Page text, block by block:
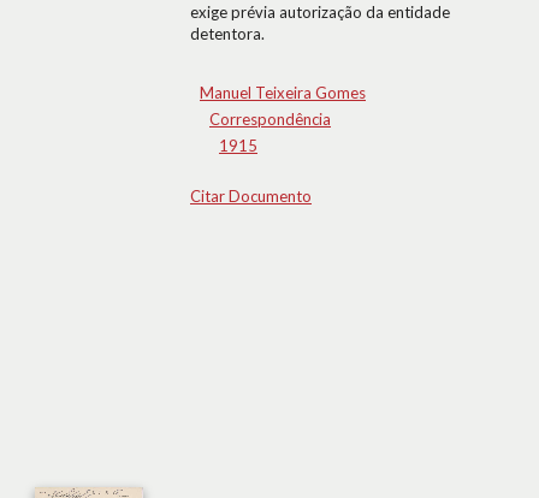
exige prévia autorização da entidade
detentora.
Manuel Teixeira Gomes
Correspondência
1915
Citar Documento